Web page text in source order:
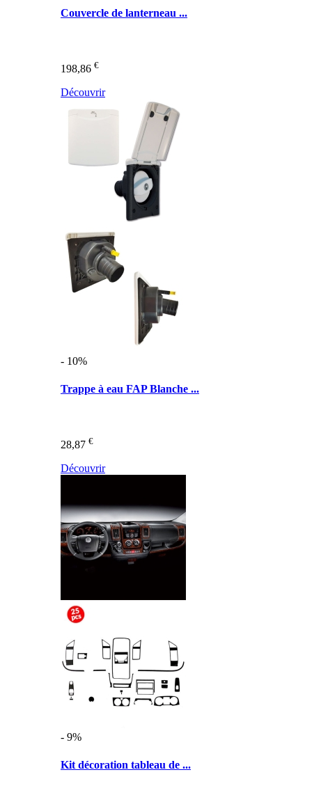
Couvercle de lanterneau ...
198,86 €
Découvrir
- 10%
Trappe à eau FAP Blanche ...
28,87 €
Découvrir
- 9%
Kit décoration tableau de ...